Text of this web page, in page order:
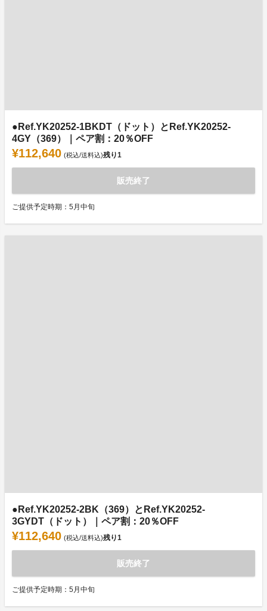
●Ref.YK20252-1BKDT（ドット）とRef.YK20252-
4GY（369）｜ペア割：20％OFF
¥112,640 (税込/送料込)残り1
販売終了
ご提供予定時期：5月中旬
●Ref.YK20252-2BK（369）とRef.YK20252-
3GYDT（ドット）｜ペア割：20％OFF
¥112,640 (税込/送料込)残り1
販売終了
ご提供予定時期：5月中旬